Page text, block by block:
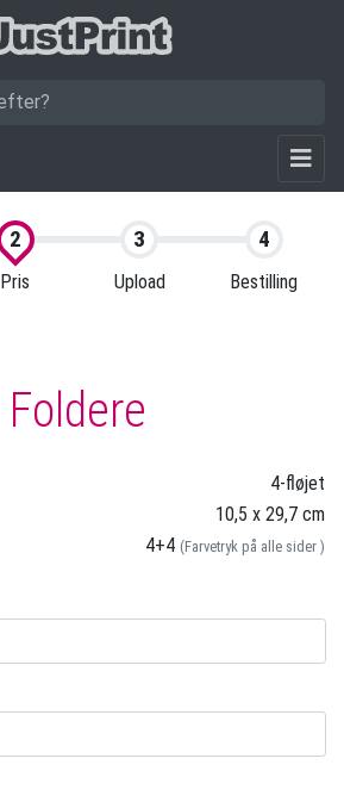
Pris Upload Bestilling
Foldere
4-fløjet
10,5 x 29,7 cm
4+4 (Farvetryk på alle sider )